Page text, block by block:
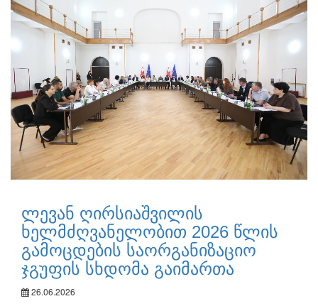
ლევან ღირსიაშვილის
ხელმძღვანელობით 2026 წლის
გამოცდების საორგანიზაციო
ჯგუფის სხდომა გაიმართა
26.06.2026